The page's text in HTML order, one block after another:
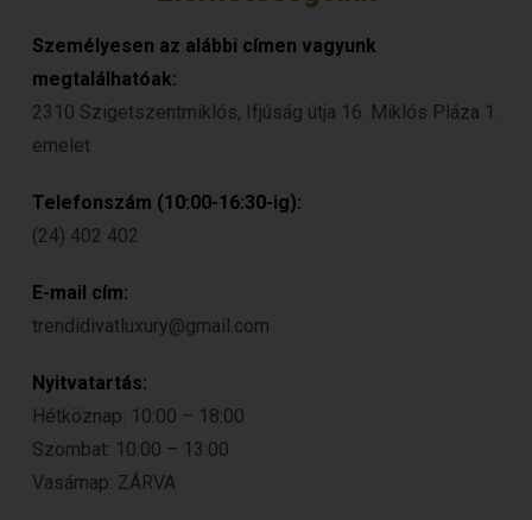
Személyesen az alábbi címen vagyunk
megtalálhatóak:
2310 Szigetszentmiklós, Ifjúság útja 16. Miklós Pláza 1.
emelet
Telefonszám (10:00-16:30-ig):
(24) 402 402
E-mail cím:
trendidivatluxury@gmail.com
Nyitvatartás:
Hétköznap: 10:00 – 18:00
Szombat: 10:00 – 13:00
Vasárnap: ZÁRVA